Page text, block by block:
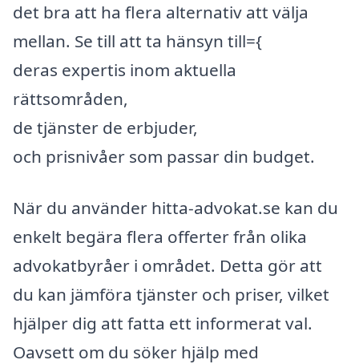
det bra att ha flera alternativ att välja
mellan. Se till att ta hänsyn till={
deras expertis inom aktuella
rättsområden,
de tjänster de erbjuder,
och prisnivåer som passar din budget.
När du använder hitta-advokat.se kan du
enkelt begära flera offerter från olika
advokatbyråer i området. Detta gör att
du kan jämföra tjänster och priser, vilket
hjälper dig att fatta ett informerat val.
Oavsett om du söker hjälp med